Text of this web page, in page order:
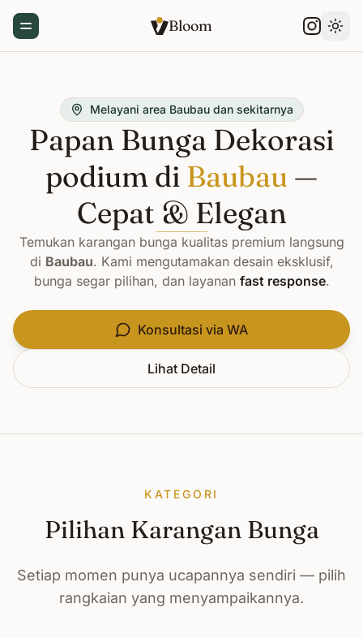
Toggle Menu Bloom
Melayani area Baubau dan sekitarnya
Papan Bunga Dekorasi
podium di Baubau —
Cepat & Elegan
Temukan karangan bunga kualitas premium langsung
di Baubau. Kami mengutamakan desain eksklusif,
bunga segar pilihan, dan layanan fast response.
Konsultasi via WA
Lihat Detail
KATEGORI
Pilihan Karangan Bunga
Setiap momen punya ucapannya sendiri — pilih
rangkaian yang menyampaikannya.